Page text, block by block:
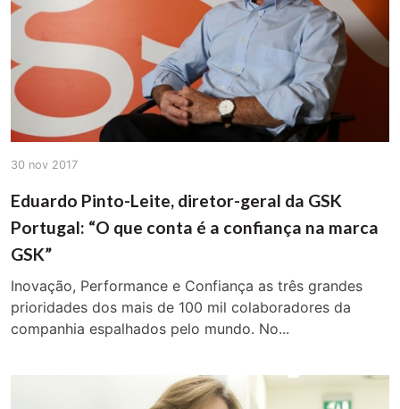
30 nov 2017
Eduardo Pinto-Leite, diretor-geral da GSK
Portugal: “O que conta é a confiança na marca
GSK”
Inovação, Performance e Confiança as três grandes
prioridades dos mais de 100 mil colaboradores da
companhia espalhados pelo mundo. No...